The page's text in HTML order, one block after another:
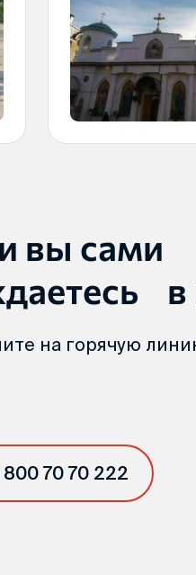
вы сами
на горячую
800 70 70 222